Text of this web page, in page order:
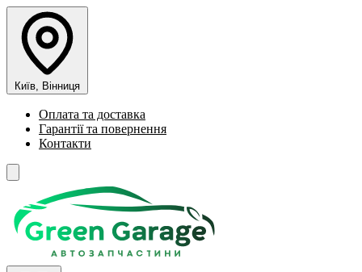
Київ, Вінниця
Оплата та доставка
Гарантії та повернення
Контакти